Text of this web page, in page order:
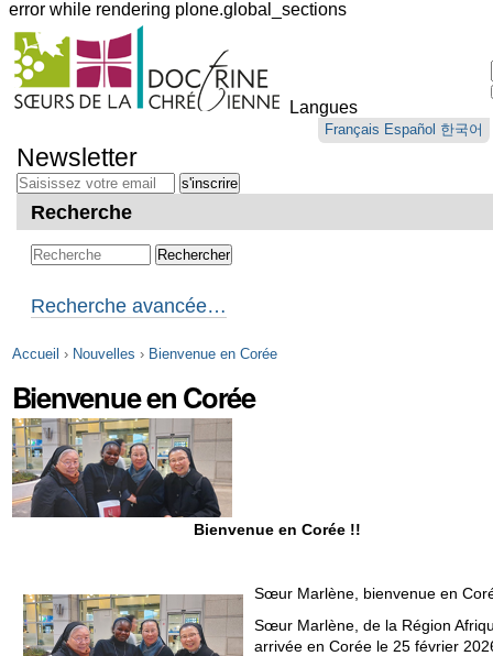
error while rendering plone.global_sections
Outils
personnels
Langues
Français Español 한국어
au
contenu.
Aller
navigation
Newsletter
Recherche
Recherche avancée…
Accueil › Nouvelles › Bienvenue en Corée
Bienvenue en Corée
Bienvenue en Corée !!
Sœur Marlène, bienvenue en
Sœur Marlène, de la Région
arrivée en Corée le 25 février